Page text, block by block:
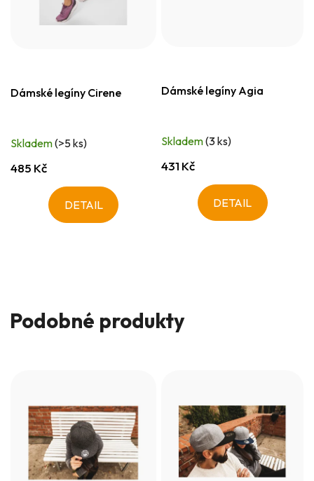
Dámské legíny Cirene
Skladem(>5 ks)
485 Kč
DETAIL
Dámské legíny Agia
Skladem(3 ks)
431 Kč
DETAIL
Podobné produkty